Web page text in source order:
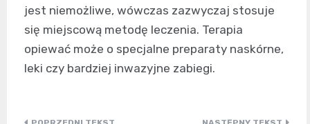
jest niemożliwe, wówczas zazwyczaj stosuje
się miejscową metodę leczenia. Terapia
opiewać może o specjalne preparaty naskórne,
leki czy bardziej inwazyjne zabiegi.